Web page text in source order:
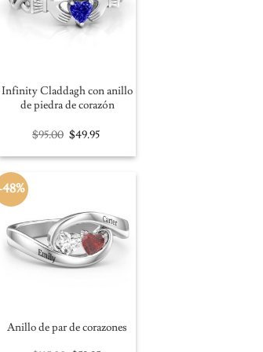
Infinity Claddagh con anillo
de piedra de corazón
$95.00 Original
price
was:
$49.95Current
is:
Anillo de par de corazones